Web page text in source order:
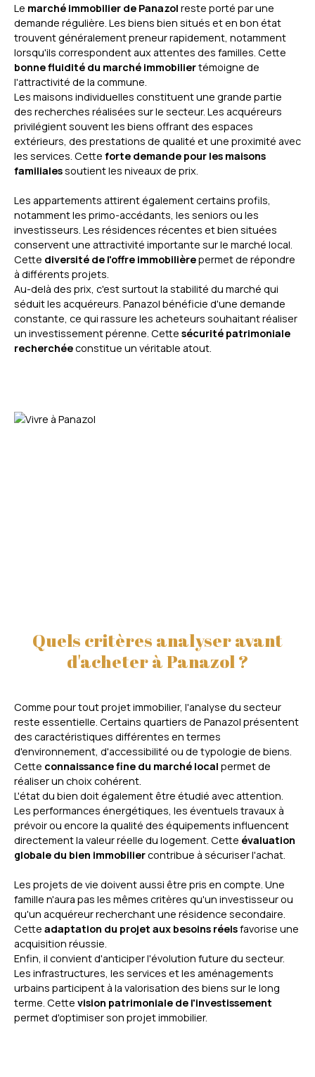
Le marché immobilier de Panazol reste porté par une
demande régulière. Les biens bien situés et en bon état
trouvent généralement preneur rapidement, notamment
lorsqu'ils correspondent aux attentes des familles. Cette
bonne fluidité du marché immobiliertémoigne de
l'attractivité de la commune.
Les maisons individuelles constituent une grande partie
des recherches réalisées sur le secteur. Les acquéreurs
privilégient souvent les biens offrant des espaces
extérieurs, des prestations de qualité et une proximité avec
les services. Cette forte demande pour les maisons
familialessoutient les niveaux de prix.
Les appartements attirent également certains profils,
notamment les primo-accédants, les seniors ou les
investisseurs. Les résidences récentes et bien situées
conservent une attractivité importante sur le marché local.
Cette diversité de l'offre immobilièrepermet de répondre
à différents projets.
Au-delà des prix, c'est surtout la stabilité du marché qui
séduit les acquéreurs. Panazol bénéficie d'une demande
constante, ce qui rassure les acheteurs souhaitant réaliser
un investissement pérenne. Cette sécurité patrimoniale
recherchéeconstitue un véritable atout.
Quels critères analyser avant
d'acheter à Panazol ?
Comme pour tout projet immobilier, l'analyse du secteur
reste essentielle. Certains quartiers de Panazol présentent
des caractéristiques différentes en termes
d'environnement, d'accessibilité ou de typologie de biens.
Cette connaissance fine du marché local permet de
réaliser un choix cohérent.
L'état du bien doit également être étudié avec attention.
Les performances énergétiques, les éventuels travaux à
prévoir ou encore la qualité des équipements influencent
directement la valeur réelle du logement. Cette évaluation
globale du bien immobiliercontribue à sécuriser l'achat.
Les projets de vie doivent aussi être pris en compte. Une
famille n'aura pas les mêmes critères qu'un investisseur ou
qu'un acquéreur recherchant une résidence secondaire.
Cette adaptation du projet aux besoins réelsfavorise une
acquisition réussie.
Enfin, il convient d'anticiper l'évolution future du secteur.
Les infrastructures, les services et les aménagements
urbains participent à la valorisation des biens sur le long
terme. Cette vision patrimoniale de l'investissement
permet d'optimiser son projet immobilier.